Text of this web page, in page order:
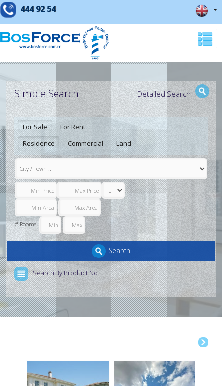
444 92 54
Simple Search Detailed Search
For Sale
For Rent
Residence
Commercial Land
# Rooms:
Search
Search By Product No